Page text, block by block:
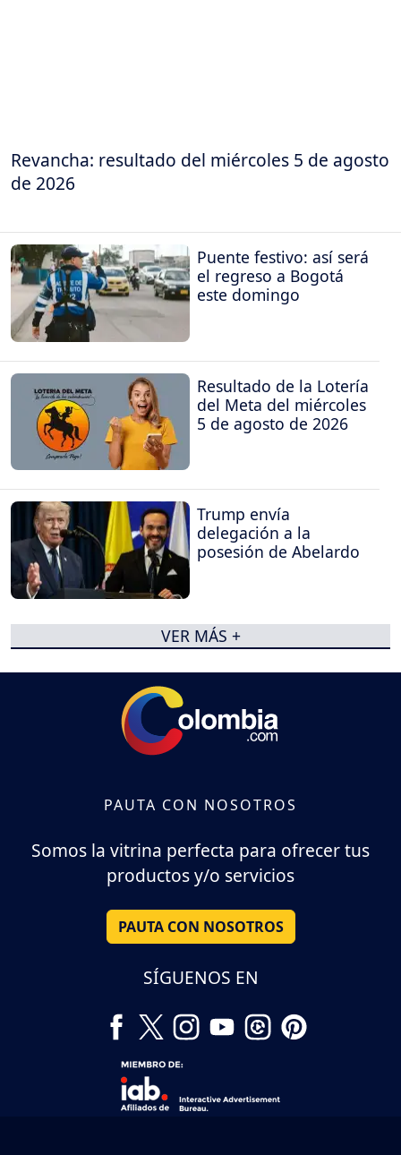
Revancha: resultado del miércoles 5 de agosto
de 2026
Puente festivo: así será
el regreso a Bogotá
este domingo
Resultado de la Lotería
del Meta del miércoles
5 de agosto de 2026
Trump envía
delegación a la
posesión de Abelardo
VER MÁS +
PAUTA CON NOSOTROS
Somos la vitrina perfecta para ofrecer tus
productos y/o servicios
PAUTA CON NOSOTROS
SÍGUENOS EN